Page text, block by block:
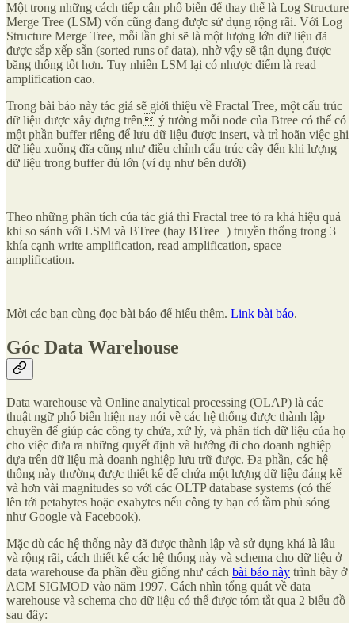
Một trong những cách tiếp cận phổ biến để thay thế là Log Structure
Merge Tree (LSM) vốn cũng đang được sử dụng rộng rãi. Với Log
Structure Merge Tree, mỗi lần ghi sẽ là một lượng lớn dữ liệu đã
được sắp xếp sẵn (sorted runs of data), nhờ vậy sẽ tận dụng được
băng thông tốt hơn. Tuy nhiên LSM lại có nhược điểm là read
amplification cao.
Trong bài báo này tác giả sẽ giới thiệu về Fractal Tree, một cấu trúc
dữ liệu được xây dựng trên ý tưởng mỗi node của Btree có thể có
một phần buffer riêng để lưu dữ liệu được insert, và trì hoãn việc ghi
dữ liệu xuống đĩa cũng như điều chỉnh cấu trúc cây đến khi lượng
dữ liệu trong buffer đủ lớn (ví dụ như bên dưới)
Theo những phân tích của tác giả thì Fractal tree tỏ ra khá hiệu quả
khi so sánh với LSM và BTree (hay BTree+) truyền thống trong 3
khía cạnh write amplification, read amplification, space
amplification.
Mời các bạn cùng đọc bài báo để hiểu thêm. Link bài báo.
Góc Data Warehouse
Data warehouse và Online analytical processing (OLAP) là các
thuật ngữ phổ biến hiện nay nói về các hệ thống được thành lập
chuyên để giúp các công ty chứa, xử lý, và phân tích dữ liệu của họ
cho việc đưa ra những quyết định và hướng đi cho doanh nghiệp
dựa trên dữ liệu mà doanh nghiệp lưu trữ được. Đa phần, các hệ
thống này thường được thiết kế để chứa một lượng dữ liệu đáng kể
và hơn vài magnitudes so với các OLTP database systems (có thể
lên tới petabytes hoặc exabytes nếu công ty bạn có tầm phủ sóng
như Google và Facebook).
Mặc dù các hệ thống này đã được thành lập và sử dụng khá là lâu
và rộng rãi, cách thiết kế các hệ thống này và schema cho dữ liệu ở
data warehouse đa phần đều giống như cách bài báo này trình bày ở
ACM SIGMOD vào năm 1997. Cách nhìn tổng quát về data
warehouse và schema cho dữ liệu có thể được tóm tắt qua 2 biểu đồ
sau đây: